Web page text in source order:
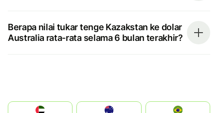
Berapa nilai tukar tenge Kazakstan ke dolar
Australia rata-rata selama 6 bulan terakhir?
الإمارات العربية المتحدة